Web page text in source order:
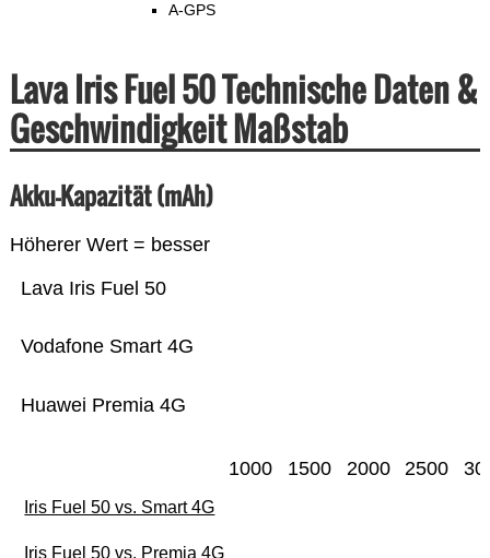
A-GPS
Lava Iris Fuel 50 Technische Daten &
Geschwindigkeit Maßstab
Akku-Kapazität (mAh)
Höherer Wert = besser
Huawei Premia 4G
Vodafone Smart 4G
Lava Iris Fuel 50
1000 1500 2000 2500
Iris Fuel 50 vs. Smart 4G
Iris Fuel 50 vs. Premia 4G